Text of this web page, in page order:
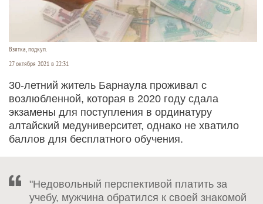
Взятка, подкуп.
27 октября 2021 в 22:31
30-летний житель Барнаула проживал с
возлюбленной, которая в 2020 году сдала
экзамены для поступления в ординатуру
алтайский медуниверситет, однако не хватило
баллов для бесплатного обучения.
"Недовольный перспективой платить за
учебу, мужчина обратился к своей знакомой